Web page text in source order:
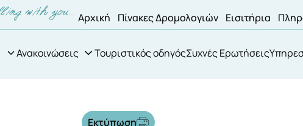
Αρχική Πίνακες Δρομολογιών Εισιτήρια
Ανακοινώσεις Τουριστικός οδηγόςΣυχνές Ερωτήσεις
Εκτύπωση